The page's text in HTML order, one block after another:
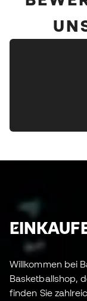
Willkommen bei
Basketballshop,
finden Sie